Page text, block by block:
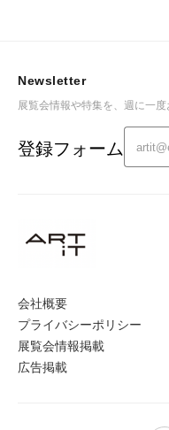
会社概要
プライバシーポリシー
展覧会情報掲載
広告掲載
Newsletter
展覧会情報や特集を、週に一度
登録フォーム